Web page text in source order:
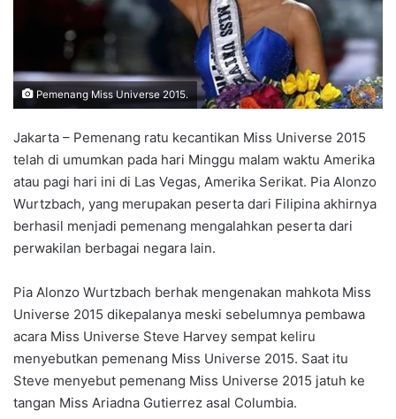
Pemenang Miss Universe 2015.
Jakarta – Pemenang ratu kecantikan Miss Universe 2015
telah di umumkan pada hari Minggu malam waktu Amerika
atau pagi hari ini di Las Vegas, Amerika Serikat. Pia Alonzo
Wurtzbach, yang merupakan peserta dari Filipina akhirnya
berhasil menjadi pemenang mengalahkan peserta dari
perwakilan berbagai negara lain.
Pia Alonzo Wurtzbach berhak mengenakan mahkota Miss
Universe 2015 dikepalanya meski sebelumnya pembawa
acara Miss Universe Steve Harvey sempat keliru
menyebutkan pemenang Miss Universe 2015. Saat itu
Steve menyebut pemenang Miss Universe 2015 jatuh ke
tangan Miss Ariadna Gutierrez asal Columbia.